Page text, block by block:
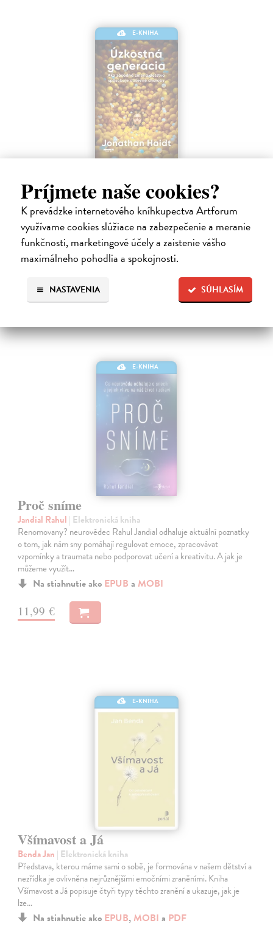
Príjmete naše cookies?
K prevádzke internetového kníhkupectva Artforum
využívame cookies slúžiace na zabezpečenie a meranie
funkčnosti, marketingové účely a zaistenie vášho
maximálneho pohodlia a spokojnosti.
SÚHLASÍM
NASTAVENIA
E-KNIHA
Haidt Jonathan| Elektronická kniha
Po viac ako desaťročí stability sa duševné zdravie dospievajúcich
začiatkom roka 2010 prudko zhoršilo. Miera depresie, úzkosti,
sebapoškodzovania a samovrážd prudko vzrástla a v mnohých
ukazovateľoch sa…
Na stiahnutie akoPDF
E-KNIHA
Proč sníme
Jandial Rahul | Elektronická kniha
Renomovany? neurovědec Rahul Jandial odhaluje aktuální poznatky
o tom, jak nám sny pomáhají regulovat emoce, zpracovávat
vzpomínky a traumata nebo podporovat učení a kreativitu. A jak je
můžeme využít…
Na stiahnutie ako EPUB a MOBI
11,99 €
E-KNIHA
Všímavost a Já
Benda Jan | Elektronická kniha
Představa, kterou máme sami o sobě, je formována v našem dětství a
nezřídka je ovlivněna nejrůznějšími emočními zraněními. Kniha
Všímavost a Já popisuje čtyři typy těchto zranění a ukazuje, jak je
lze…
Na stiahnutie ako EPUB, MOBI a PDF